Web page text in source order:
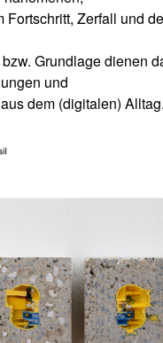
Fortschritt, Zerfall und
Grundlage dienen
und
dem (digitalen) Alltag.